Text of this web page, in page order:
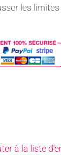
les
à la liste